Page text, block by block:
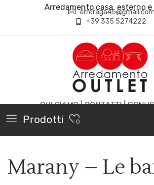
Arredamento casa, esterno
+39 335 5274222
CHI SIAMO|CONTATTI|
Prodotti 0
Marany – Le